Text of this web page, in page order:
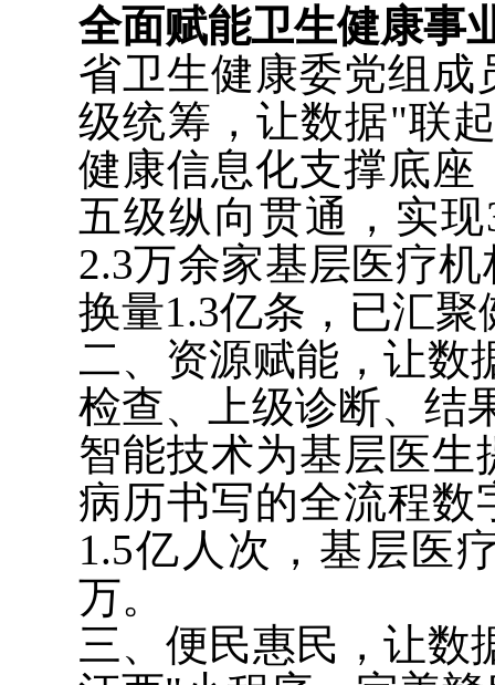
全面赋能卫生健康事
省卫生健康委党组成
级统筹，让数据"联
健康信息化支撑底座
五级纵向贯通，实
2.3万余家基层医疗
换量1.3亿条，已汇
二、资源赋能，让数
检查、上级诊断、结
智能技术为基层医生
病历书写的全流程数
1.5亿人次，基层医
万。
三、便民惠民，让数